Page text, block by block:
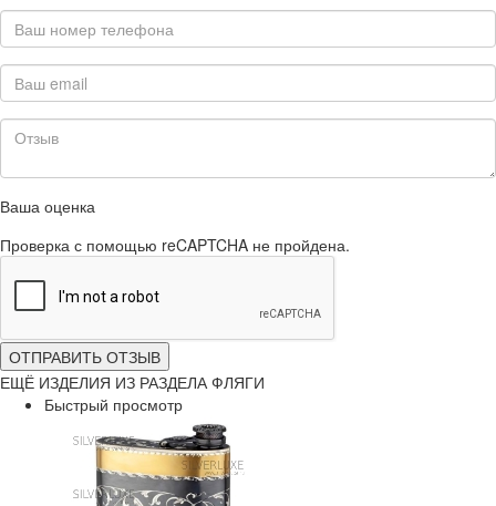
Ваша оценка
Проверка с помощью reCAPTCHA не пройдена.
ОТПРАВИТЬ ОТЗЫВ
ЕЩЁ ИЗДЕЛИЯ ИЗ РАЗДЕЛА ФЛЯГИ
Быстрый просмотр